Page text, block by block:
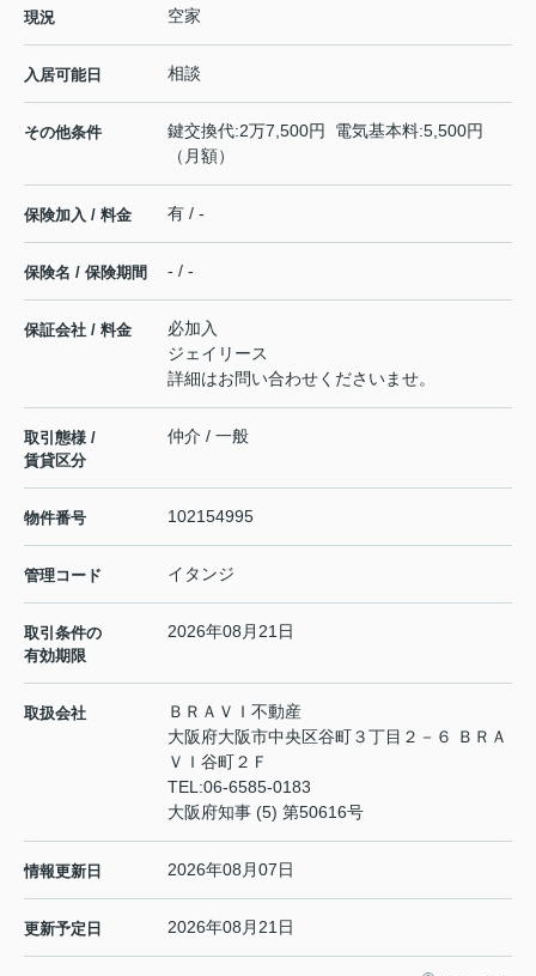
現況 空家
入居可能日 相談
その他条件
鍵交換代:2万7,500円 電気基本料:5,500円
（月額）
保険加入 / 料金 有 / -
保険名 / 保険期間 - / -
保証会社 / 料金
必加入
ジェイリース
詳細はお問い合わせくださいませ。
取引態様 /
賃貸区分
仲介 / 一般
物件番号 102154995
管理コード イタンジ
取引条件の
有効期限
2026年08月21日
取扱会社
ＢＲＡＶＩ不動産
大阪府大阪市中央区谷町３丁目２－６ ＢＲＡ
ＶＩ谷町２Ｆ
TEL:06-6585-0183
大阪府知事 (5) 第50616号
情報更新日 2026年08月07日
更新予定日 2026年08月21日